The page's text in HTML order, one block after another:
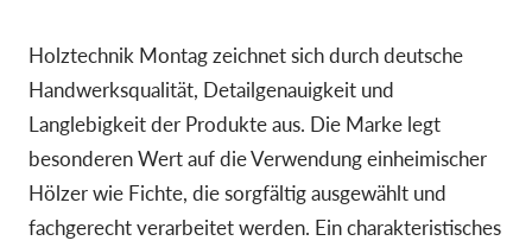
Holztechnik Montag zeichnet sich durch deutsche
Handwerksqualität, Detailgenauigkeit und
Langlebigkeit der Produkte aus. Die Marke legt
besonderen Wert auf die Verwendung einheimischer
Hölzer wie Fichte, die sorgfältig ausgewählt und
fachgerecht verarbeitet werden. Ein charakteristisches